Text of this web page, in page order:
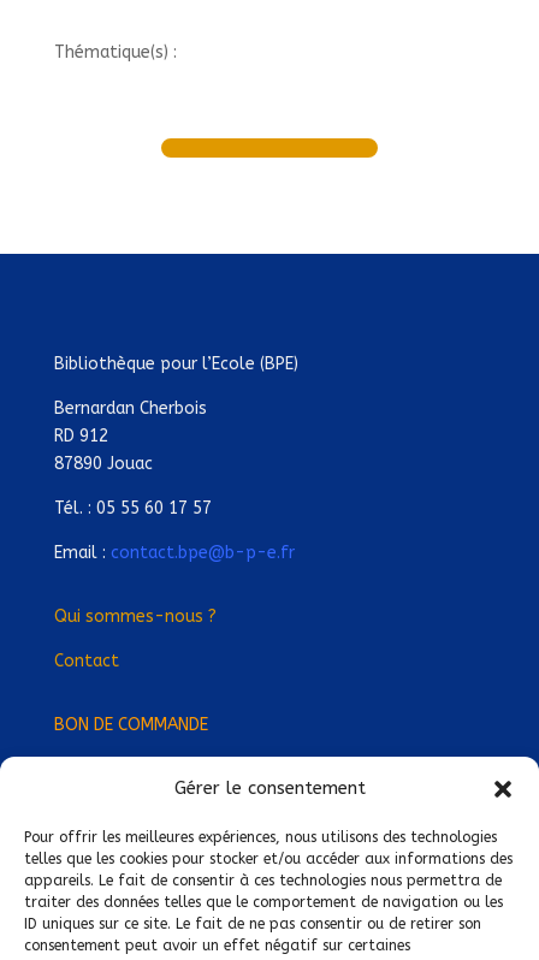
Gérer le consentement
Pour offrir les meilleures expériences, nous utilisons des technologies
telles que les cookies pour stocker et/ou accéder aux informations des
appareils. Le fait de consentir à ces technologies nous permettra de
traiter des données telles que le comportement de navigation ou les
ID uniques sur ce site. Le fait de ne pas consentir ou de retirer son
consentement peut avoir un effet négatif sur certaines
Thématique(s) :
Bibliothèque pour l’Ecole (BPE)
Bernardan Cherbois
RD 912
87890 Jouac
Tél. : 05 55 60 17 57
Email : contact.bpe@b-p-e.fr
Qui sommes-nous ?
Contact
BON DE COMMANDE
Devenez Délégué·e Régional·e !
Trouvez-nous près de chez vous !
Mentions légales
Conditions générales de vente